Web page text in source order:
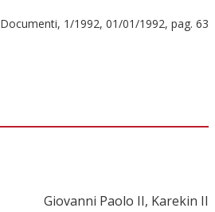
Documenti, 1/1992, 01/01/1992, pag. 63
Giovanni Paolo II, Karekin II